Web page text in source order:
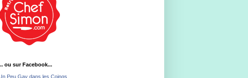
ou sur Facebook...
Peu Gay dans les Coings